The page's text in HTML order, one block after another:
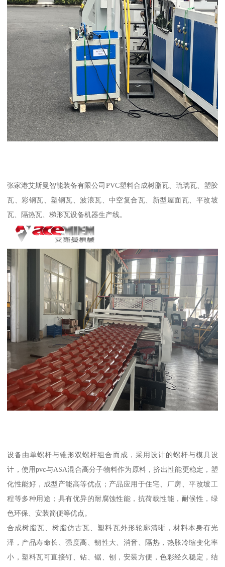
张家港艾斯曼智能装备有限公司PVC塑料合成树脂瓦、琉璃瓦、塑胶
瓦、彩钢瓦、塑钢瓦、波浪瓦、中空复合瓦、新型屋面瓦、平改坡
瓦、隔热瓦、梯形瓦设备机器生产线。
设备由单螺杆与锥形双螺杆组合而成，采用设计的螺杆与模具设
计，使用pvc与ASA混合高分子物料作为原料，挤出性能更稳定，塑
化性能好，成型产能高等优点；产品应用于住宅、厂房、平改坡工
程等多种用途；具有优异的耐腐蚀性能，抗荷载性能，耐候性，绿
色环保、安装简便等优点。
合成树脂瓦、树脂仿古瓦、塑料瓦外形轮廓清晰，材料本身有光
泽，产品寿命长、强度高、韧性大、消音、隔热，热胀冷缩变化率
小，塑料瓦可直接钉、钻、锯、刨，安装方便，色彩经久稳定，结